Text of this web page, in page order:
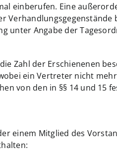
einberufen. Eine
Verhandlungsgegenstände
unter Angabe der
Zahl der Erschienenen
ein Vertreter nicht
von den in §§ 14 und 15
einem Mitglied des